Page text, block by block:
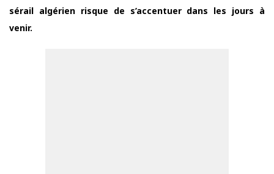
sérail algérien risque de s’accentuer dans les jours à
venir.